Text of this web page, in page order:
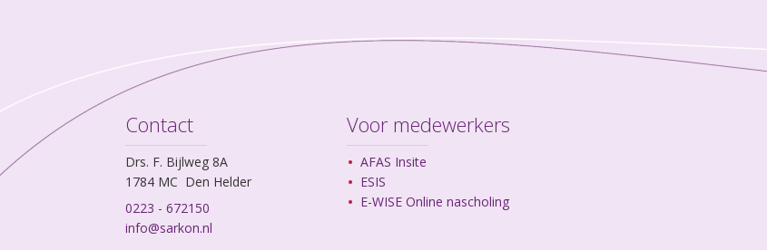
Contact
Drs. F. Bijlweg 8A
1784 MC Den Helder
0223 - 672150
info@sarkon.nl
Voor medewerkers
AFAS Insite
ESIS
E-WISE Online nascholing